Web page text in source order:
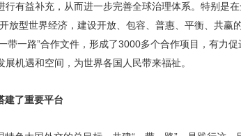
有益补充，从而进一步完善全球治理体系。特别是
放型世界经济，建设开放、包容、普惠、平衡、共赢
带一路”合作文件，形成了3000多个合作项目，有力
机遇和空间，为世界各国人民带来福祉。
建了重要平台